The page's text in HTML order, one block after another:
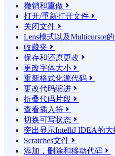
撤销和重做 
打开/重新打开文件 
关闭文件 
Lens模式以及Multicursor
收藏夹 
保存和还原更改 
更改字体大小 
重新格式化源代码 
更改代码缩进 
折叠代码片段 
查看插入符 
切换可写状态 
突出显示IntelliJ IDEA的大
Scratches文件 
添加，删除和移动代码 